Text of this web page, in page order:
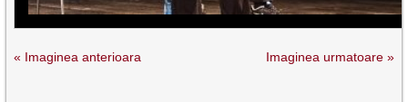
« Imaginea anterioara Imaginea urmatoare »